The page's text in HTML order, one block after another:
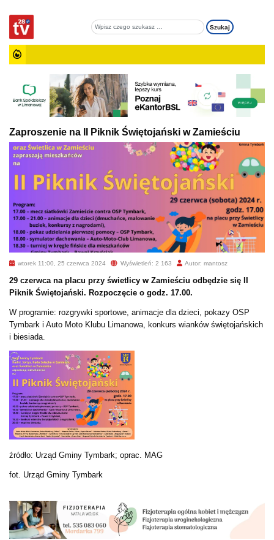
Zaproszenie na II Piknik Świętojański w Zamieściu
wtorek 11:00, 25 czerwca 2024 Wyświetleń: 2 163 Autor: mantosz
29 czerwca na placu przy świetlicy w Zamieściu odbędzie się II
Piknik Świętojański. Rozpoczęcie o godz. 17.00.
W programie: rozgrywki sportowe, animacje dla dzieci, pokazy OSP
Tymbark i Auto Moto Klubu Limanowa, konkurs wianków świętojańskich
i biesiada.
źródło: Urząd Gminy Tymbark; oprac. MAG
fot. Urząd Gminy Tymbark